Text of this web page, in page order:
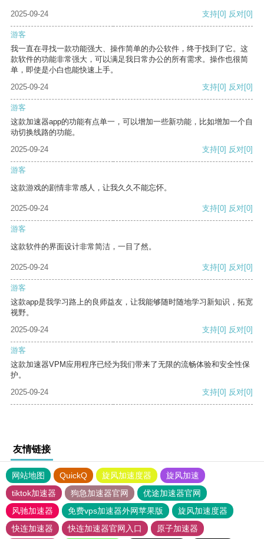
2025-09-24 支持[0] 反对[0]
游客
我一直在寻找一款功能强大、操作简单的办公软件，终于找到了它。这
款软件的功能非常强大，可以满足我日常办公的所有需求。操作也很简
单，即使是小白也能快速上手。
2025-09-24
支持[0] 反对[0]
游客
这款加速器app的功能有点单一，可以增加一些新功能，比如增加一个自
动切换线路的功能。
2025-09-24
支持[0] 反对[0]
游客
这款游戏的剧情非常感人，让我久久不能忘怀。
2025-09-24 支持[0] 反对[0]
游客
这款软件的界面设计非常简洁，一目了然。
2025-09-24 支持[0] 反对[0]
游客
这款app是我学习路上的良师益友，让我能够随时随地学习新知识，拓宽
视野。
2025-09-24
支持[0] 反对[0]
游客
这款加速器VPM应用程序已经为我们带来了无限的流畅体验和安全性保
护。
2025-09-24
支持[0] 反对[0]
友情链接
网站地图 QuickQ 旋风加速度器
旋风加速
tiktok加速器
狗急加速器官网
优途加速器官网
风驰加速器
免费vps加速器外网苹果版
旋风加速度器
快连加速器
快连加速器官网入口 原子加速器